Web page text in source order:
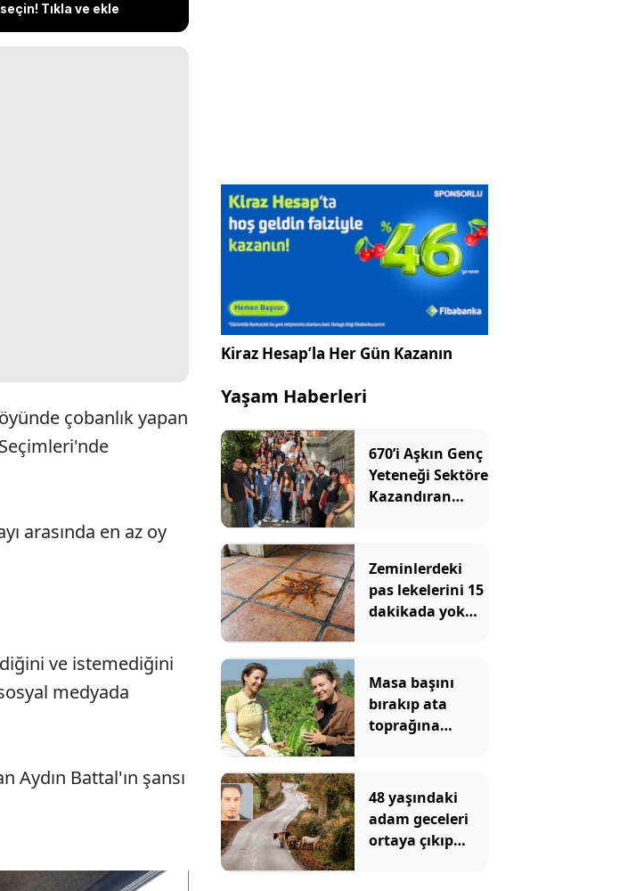
Tıkla ve ekle
çobanlık yapan
arasında en az oy
ve istemediğini
medyada
Battal'ın şansı
Kiraz Hesap’la Her Gün Kazanın
Yaşam Haberleri
670’i Aşkın Genç
Yeteneği Sektöre
Kazandıran
Tamamladı
Zeminlerdeki
pas lekelerini 15
dakikada yok
malzeme yeterli
Masa başını
bırakıp ata
toprağına
kardeş şimdi
herkese ilham
oluyor
48 yaşındaki
adam geceleri
ortaya çıkıp